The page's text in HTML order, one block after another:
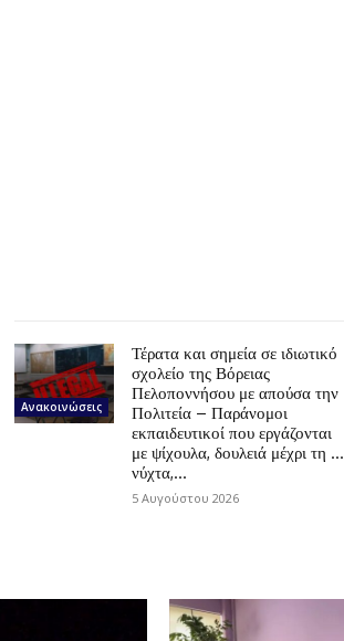
Ανακοινώσεις
Τέρατα και σημεία σε ιδιωτικό
σχολείο της Βόρειας
Πελοποννήσου με απούσα την
Πολιτεία – Παράνομοι
εκπαιδευτικοί που εργάζονται
με ψίχουλα, δουλειά μέχρι τη …
νύχτα,...
5 Αυγούστου 2026